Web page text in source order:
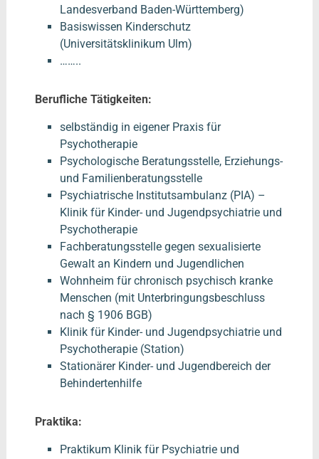
Landesverband Baden-Württemberg)
Basiswissen Kinderschutz
(Universitätsklinikum Ulm)
……..
Berufliche Tätigkeiten:
selbständig in eigener Praxis für
Psychotherapie
Psychologische Beratungsstelle, Erziehungs-
und Familienberatungsstelle
Psychiatrische Institutsambulanz (PIA) –
Klinik für Kinder- und Jugendpsychiatrie und
Psychotherapie
Fachberatungsstelle gegen sexualisierte
Gewalt an Kindern und Jugendlichen
Wohnheim für chronisch psychisch kranke
Menschen (mit Unterbringungsbeschluss
nach § 1906 BGB)
Klinik für Kinder- und Jugendpsychiatrie und
Psychotherapie (Station)
Stationärer Kinder- und Jugendbereich der
Behindertenhilfe
Praktika:
Praktikum Klinik für Psychiatrie und